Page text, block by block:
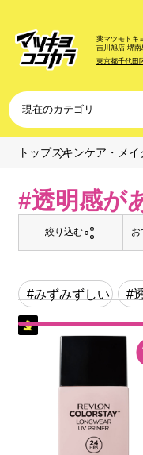
薬マツモトキ
吉川旭店 堺南
東京都千代田
トップスキンケア・メイ
#透明感が
絞り込む
#みずみずしい #